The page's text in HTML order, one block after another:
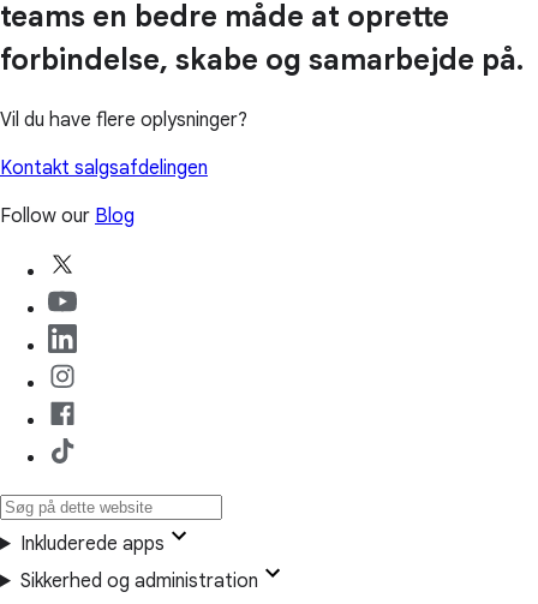
teams en bedre måde at oprette
forbindelse, skabe og samarbejde på.
Vil du have flere oplysninger?
Kontakt salgsafdelingen
Follow our Blog
Inkluderede apps
Sikkerhed og administration